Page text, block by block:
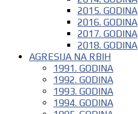
2015. GODINA
2016. GODINA
2017. GODINA
2018. GODINA
AGRESIJA NA RBIH
1991. GODINA
1992. GODINA
1993. GODINA
1994. GODINA